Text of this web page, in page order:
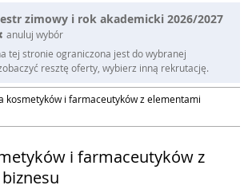
zimowy i rok akademicki 2026/2027
anuluj wybór
tej stronie ograniczona jest do wybranej
resztę oferty, wybierz inną rekrutację.
kosmetyków i farmaceutyków z elementami
i farmaceutyków z